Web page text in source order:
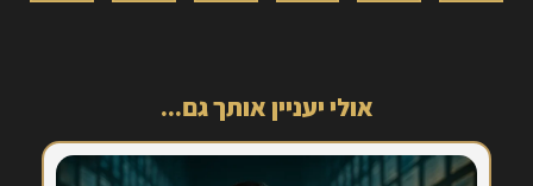
אולי יעניין אותך גם...